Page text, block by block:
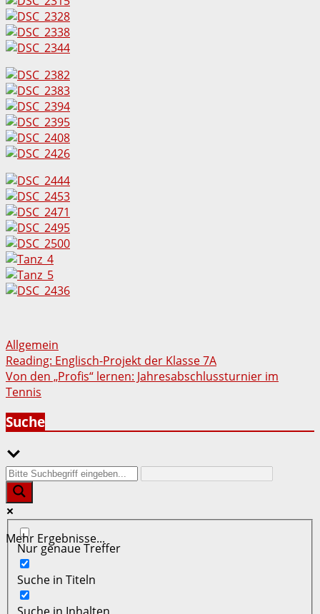
Allgemein
Beitragsnavigation
Reading: Englisch-Projekt der Klasse 7A
Von den „Profis“ lernen: Jahresabschlussturnier im
Tennis
Suche
Mehr Ergebnisse...
Nur genaue Treffer
Suche in Titeln